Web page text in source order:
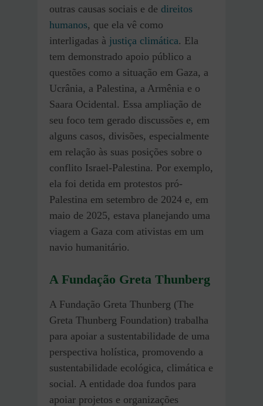
outras causas sociais e de direitos
humanos, que ela vê como
interligadas à justiça climática. Ela
tem demonstrado apoio público a
questões como a situação em Gaza, a
Ucrânia, a Palestina, a Armênia e o
Saara Ocidental. Essa ampliação de
seu foco tem gerado discussões e, em
alguns casos, divisões, especialmente
em relação às suas posições sobre o
conflito Israel-Palestina. Por exemplo,
ela foi detida em protestos pró-
Palestina em setembro de 2024 e, em
maio de 2025, estava planejando uma
viagem a Gaza com ativistas em um
navio humanitário.
A Fundação Greta Thunberg
A Fundação Greta Thunberg (The
Greta Thunberg Foundation) trabalha
para apoiar a sustentabilidade de uma
perspectiva holística, promovendo a
sustentabilidade ecológica, climática e
social. A entidade doa fundos para
apoiar projetos e organizações